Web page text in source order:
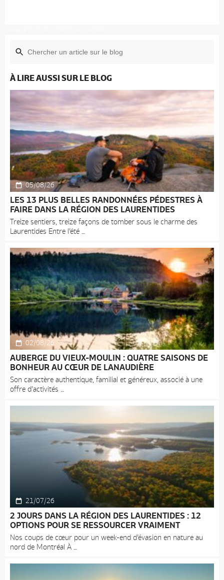
À LIRE AUSSI SUR LE BLOG
05/08/26
LES 13 PLUS BELLES RANDONNÉES PÉDESTRES À
FAIRE DANS LA RÉGION DES LAURENTIDES
Treize sentiers, treize façons de tomber sous le charme des
Laurentides Entre l’été
02/08/26
AUBERGE DU VIEUX-MOULIN : QUATRE SAISONS DE
BONHEUR AU CŒUR DE LANAUDIÈRE
Son caractère authentique, familial et généreux, associé à une
offre d’activités
21/07/26
2 JOURS DANS LA RÉGION DES LAURENTIDES : 12
OPTIONS POUR SE RESSOURCER VRAIMENT
Nos coups de cœur pour un week-end d’évasion en nature au
nord de Montréal À